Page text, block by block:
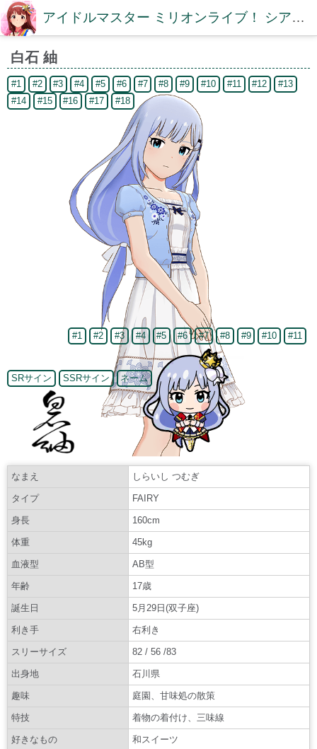
アイドルマスター ミリオンライブ！ シアターデイズDB【ミリシタDB】
白石 紬
#1 #2 #3 #4 #5 #6 #7 #8 #9 #10 #11 #12
#13
#14
#15 #16 #17 #18
#1 #2 #3 #4 #5 #6 #7 #8 #9 #10 #11
SRサイン SSRサイン ネーム
なまえ しらいし つむぎ
タイプ FAIRY
身長 160cm
体重 45kg
血液型 AB型
年齢 17歳
誕生日 5月29日(双子座)
利き手 右利き
スリーサイズ 82 / 56 /83
出身地 石川県
趣味 庭園、甘味処の散策
特技 着物の着付け、三味線
好きなもの 和スイーツ